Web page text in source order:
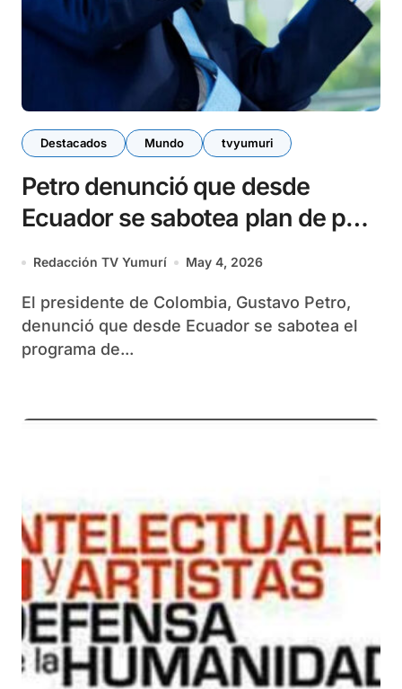
Destacados Mundo tvyumuri
Petro denunció que desde
Ecuador se sabotea plan de paz
de Colombia
Redacción TV Yumurí May 4, 2026
El presidente de Colombia, Gustavo Petro,
denunció que desde Ecuador se sabotea el
programa de...